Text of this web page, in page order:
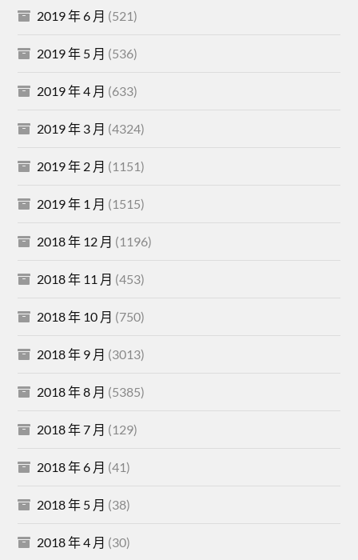
2019 年 6 月 (521)
2019 年 5 月 (536)
2019 年 4 月 (633)
2019 年 3 月 (4324)
2019 年 2 月 (1151)
2019 年 1 月 (1515)
2018 年 12 月 (1196)
2018 年 11 月 (453)
2018 年 10 月 (750)
2018 年 9 月 (3013)
2018 年 8 月 (5385)
2018 年 7 月 (129)
2018 年 6 月 (41)
2018 年 5 月 (38)
2018 年 4 月 (30)